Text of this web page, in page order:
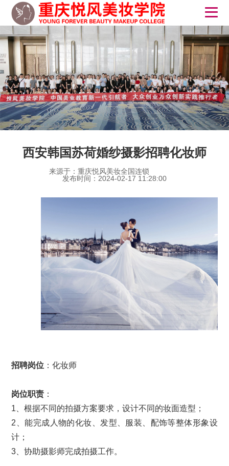
​西安韩国苏荷婚纱摄影招聘化妆师
来源于：重庆悦风美妆全国连锁
发布时间：2024-02-17 11:28:00
招聘岗位 ：化妆师
岗位职责 ：
1、根据不同的拍摄方案要求，设计不同的妆面造型；
2、能完成人物的化妆、发型、服装、配饰等整体形象设
计；
3、协助摄影师完成拍摄工作。